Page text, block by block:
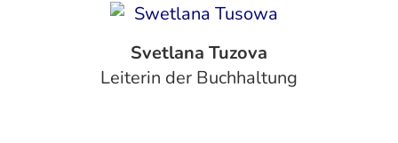
Svetlana Tuzova
Leiterin der Buchhaltung